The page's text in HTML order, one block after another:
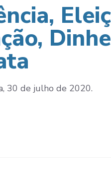
30 de julho de 2020.